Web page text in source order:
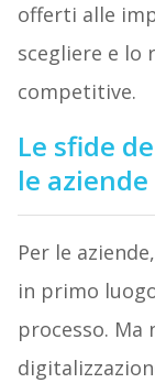
offerti alle
scegliere e lo
competitive.
Le sfide
le aziende
Per le
in primo
processo. Ma